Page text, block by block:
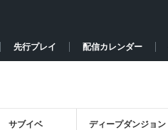
先行プレイ 配信カレンダー
サブイベ ディープダンジョン